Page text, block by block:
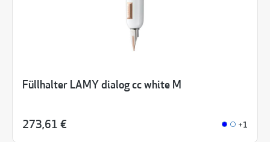
Füllhalter LAMY dialog cc white M
273,61 € +1